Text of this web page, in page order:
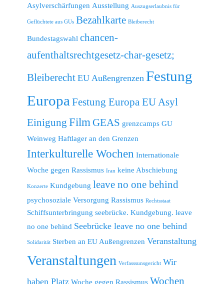
Asylverschärfungen Ausstellung Auszugserlaubnis für
Geflüchtete aus GUs Bezahlkarte Bleiberecht
Bundestagswahl chancen-
aufenthaltsrechtgesetz-char-gesetz;
Bleiberecht EU Außengrenzen Festung
Europa Festung Europa EU Asyl
Einigung Film GEAS grenzcamps GU
Weinweg Haftlager an den Grenzen
Interkulturelle Wochen Internationale
Woche gegen Rassismus Iran keine Abschiebung
Konzerte Kundgebung leave no one behind
psychosoziale Versorgung Rassismus Rechtsstaat
Schiffsunterbringung seebrücke. Kundgebung. leave
no one behind Seebrücke leave no one behind
Solidarität Sterben an EU Außengrenzen Veranstaltung
Veranstaltungen Verfasssunsgericht Wir
haben Platz Woche gegen Rassismus Wochen